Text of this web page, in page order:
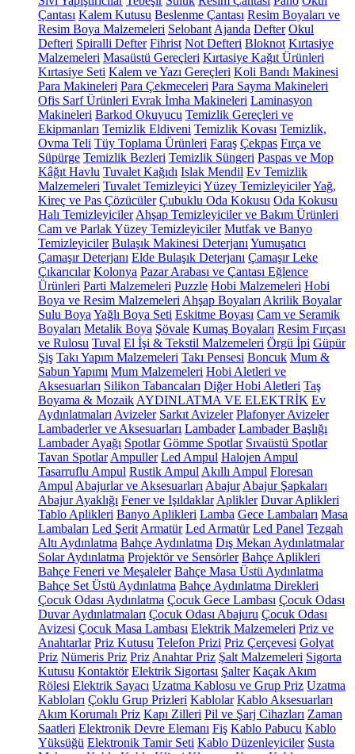
Çantası Kalem Kutusu Beslenme Çantası Resim Boyaları ve
Resim Boya Malzemeleri Selobant Ajanda Defter Okul
Defteri Spiralli Defter Fihrist Not Defteri Bloknot Kırtasiye
Malzemeleri Masaüstü Gereçleri Kırtasiye Kağıt Ürünleri
Kırtasiye Seti Kalem ve Yazı Gereçleri Koli Bandı Makinesi
Para Makineleri Para Çekmeceleri Para Sayma Makineleri
Ofis Sarf Ürünleri Evrak İmha Makineleri Laminasyon
Makineleri Barkod Okuyucu Temizlik Gereçleri ve
Ekipmanları Temizlik Eldiveni Temizlik Kovası Temizlik,
Ovma Teli Tüy Toplama Ürünleri Faraş Çekpas Fırça ve
Süpürge Temizlik Bezleri Temizlik Süngeri Paspas ve Mop
Kâğıt Havlu Tuvalet Kağıdı Islak Mendil Ev Temizlik
Malzemeleri Tuvalet Temizleyici Yüzey TemizleyicilerYağ,
Kireç ve Pas Çözücüler Çubuklu Oda Kokusu Oda Kokusu
Halı Temizleyiciler Ahşap Temizleyiciler ve Bakım Ürünleri
Cam ve Parlak Yüzey Temizleyiciler Mutfak ve Banyo
Temizleyiciler Bulaşık Makinesi Deterjanı Yumuşatıcı
Çamaşır Deterjanı Elde Bulaşık Deterjanı Çamaşır Leke
Çıkarıcılar Kolonya Pazar Arabası ve Çantası Eğlence
Ürünleri Parti Malzemeleri Puzzle Hobi Malzemeleri Hobi
Boya ve Resim Malzemeleri Ahşap Boyaları Akrilik Boyalar
Sulu Boya Yağlı Boya Seti Eskitme Boyası Cam ve Seramik
Boyaları Metalik Boya Şövale Kumaş Boyaları Resim Fırçası
ve Rulosu Tuval El İşi & Tekstil Malzemeleri Örgü İpi Güpür
Şiş Takı Yapım Malzemeleri Takı Pensesi Boncuk Mum &
Sabun Yapımı Mum Malzemeleri Hobi Aletleri ve
Aksesuarları Silikon Tabancaları Diğer Hobi Aletleri Taş
Boyama & Mozaik AYDINLATMA VE ELEKTRİK Ev
Aydınlatmaları Avizeler Sarkıt Avizeler Plafonyer Avizeler
Lambaderler ve Aksesuarları Lambader Lambader Başlığı
Lambader Ayağı Spotlar Gömme Spotlar Sıvaüstü Spotlar
Tavan Spotlar Ampuller Led Ampul Halojen Ampul
Tasarruflu Ampul Rustik Ampul Akıllı Ampul Floresan
Ampul Abajurlar ve Aksesuarları Abajur Abajur Şapkaları
Abajur Ayaklığı Fener ve Işıldaklar Aplikler Duvar Aplikleri
Tablo Aplikleri Banyo Aplikleri Lamba Gece Lambaları Masa
Lambaları Led Şerit Armatür Led Armatür Led Panel Tezgah
Altı Aydınlatma Bahçe Aydınlatma Dış Mekan Aydınlatmalar
Solar Aydınlatma Projektör ve Sensörler Bahçe Aplikleri
Bahçe Feneri ve Meşaleler Bahçe Masa Üstü Aydınlatma
Bahçe Set Üstü Aydınlatma Bahçe Aydınlatma Direkleri
Çocuk Odası Aydınlatma Çocuk Gece Lambası Çocuk Odası
Duvar Aydınlatmaları Çocuk Odası Abajuru Çocuk Odası
Avizesi Çocuk Masa Lambası Elektrik Malzemeleri Priz ve
Anahtarlar Priz Kutusu Telefon Prizi Priz Çerçevesi Golyat
Priz Nümeris Priz Priz Anahtar Priz Şalt Malzemeleri Sigorta
Kutusu Kontaktör Elektrik Sigortası Şalter Kaçak Akım
Rölesi Elektrik Sayacı Uzatma Kablosu ve Grup Priz Uzatma
Kabloları Çoklu Grup Prizleri Kablolar Kablo Aksesuarları
Akım Korumalı Priz Kapı Zilleri Pil ve Şarj Cihazları Zaman
Saatleri Elektronik Devre Elemanı Fiş Kablo Pabucu Kablo
Yüksüğü Elektronik Tamir Seti Kablo Düzenleyiciler Susta